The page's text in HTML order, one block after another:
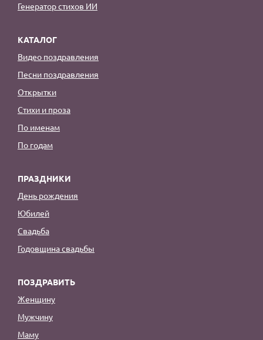
Генератор стихов ИИ
КАТАЛОГ
Видео поздравления
Песни поздравления
Открытки
Стихи и проза
По именам
По годам
ПРАЗДНИКИ
День рождения
Юбилей
Свадьба
Годовщина свадьбы
ПОЗДРАВИТЬ
Женщину
Мужчину
Маму